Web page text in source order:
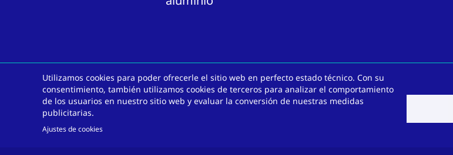
¿Desea ponernos a prueba?
Utilizamos cookies para poder ofrecerle el sitio web en perfecto estado técnico. Con su
consentimiento, también utilizamos cookies de terceros para analizar el comportamiento
de los usuarios en nuestro sitio web y evaluar la conversión de nuestras medidas
publicitarias.
Ajustes de cookies